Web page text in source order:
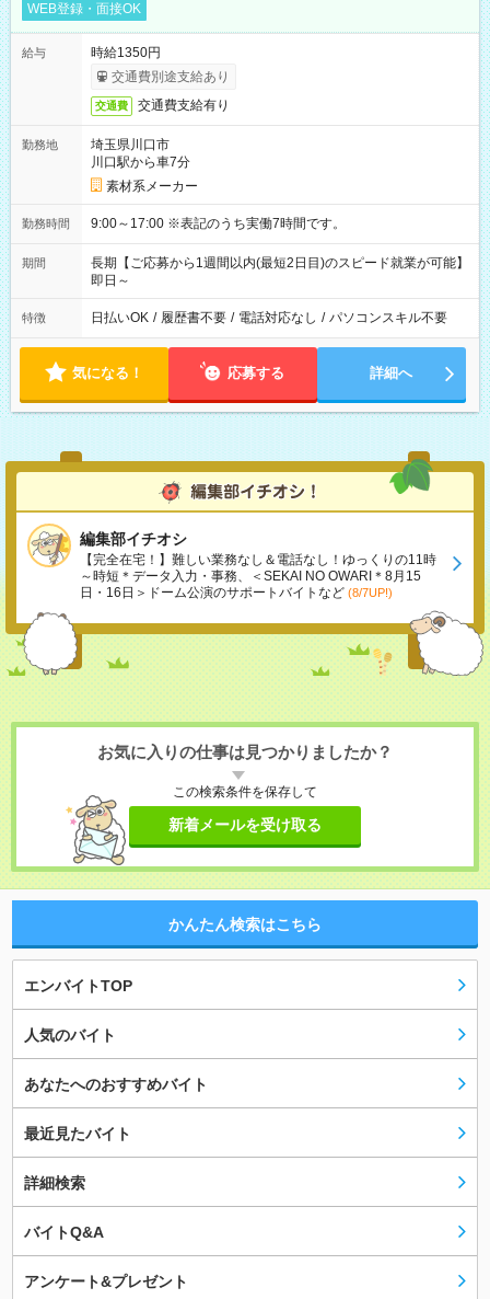
WEB登録・面接OK
給与
時給1350円
交通費別途支給あり
交通費 交通費支給有り
勤務地
埼玉県川口市
川口駅から車7分
素材系メーカー
勤務時間 9:00～17:00 ※表記のうち実働7時間です。
期間
長期【ご応募から1週間以内(最短2日目)のスピード就業が可能】
即日～
特徴 日払いOK / 履歴書不要 / 電話対応なし / パソコンスキル不要
気になる！ 応募する 詳細へ
編集部イチオシ
【完全在宅！】難しい業務なし＆電話なし！ゆっくりの11時
～時短＊データ入力・事務、＜SEKAI NO OWARI＊8月15
日・16日＞ドーム公演のサポートバイトなど (8/7UP!)
お気に入りの仕事は見つかりましたか？
この検索条件を保存して
新着メールを受け取る
かんたん検索はこちら
エンバイトTOP
人気のバイト
あなたへのおすすめバイト
最近見たバイト
詳細検索
バイトQ&A
アンケート&プレゼント